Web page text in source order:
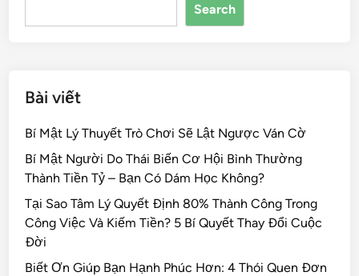
Search
Bài viết
Bí Mật Lý Thuyết Trò Chơi Sẽ Lật Ngược Ván Cờ
Bí Mật Người Do Thái Biến Cơ Hội Bình Thường
Thành Tiền Tỷ – Bạn Có Dám Học Không?
Tại Sao Tâm Lý Quyết Định 80% Thành Công Trong
Công Việc Và Kiếm Tiền? 5 Bí Quyết Thay Đổi Cuộc
Đời
Biết Ơn Giúp Bạn Hạnh Phúc Hơn: 4 Thói Quen Đơn